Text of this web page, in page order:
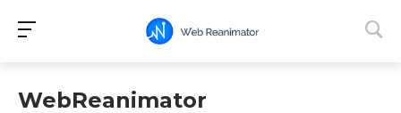
WebReanimator